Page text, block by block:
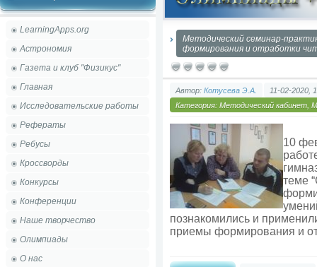
LearningApps.org
Астрономия
Газета и клуб "Физикус"
Главная
Исследовательские работы
Рефераты
Ребусы
Кроссворды
Конкурсы
Конференции
Наше творчество
Олимпиады
О нас
Методический семинар-
формирования и отработки
Автор: Котусева Э.А.
11-02-2020,
Категория: Методический кабинет
10
теме
познакомились и
приемы формирования и